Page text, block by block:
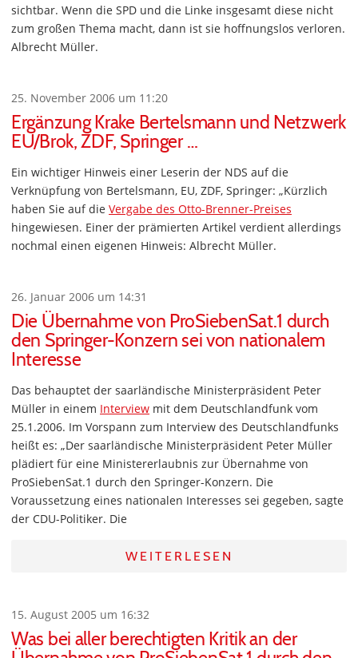
sichtbar. Wenn die SPD und die Linke insgesamt diese nicht
zum großen Thema macht, dann ist sie hoffnungslos verloren.
Albrecht Müller.
25. November 2006 um 11:20
Ergänzung Krake Bertelsmann und Netzwerk
EU/Brok, ZDF, Springer …
Ein wichtiger Hinweis einer Leserin der NDS auf die
Verknüpfung von Bertelsmann, EU, ZDF, Springer: „Kürzlich
haben Sie auf die Vergabe des Otto-Brenner-Preises
hingewiesen. Einer der prämierten Artikel verdient allerdings
nochmal einen eigenen Hinweis: Albrecht Müller.
26. Januar 2006 um 14:31
Die Übernahme von ProSiebenSat.1 durch
den Springer-Konzern sei von nationalem
Interesse
Das behauptet der saarländische Ministerpräsident Peter
Müller in einem Interview mit dem Deutschlandfunk vom
25.1.2006. Im Vorspann zum Interview des Deutschlandfunks
heißt es: „Der saarländische Ministerpräsident Peter Müller
plädiert für eine Ministererlaubnis zur Übernahme von
ProSiebenSat.1 durch den Springer-Konzern. Die
Voraussetzung eines nationalen Interesses sei gegeben, sagte
der CDU-Politiker. Die
WEITERLESEN
15. August 2005 um 16:32
Was bei aller berechtigten Kritik an der